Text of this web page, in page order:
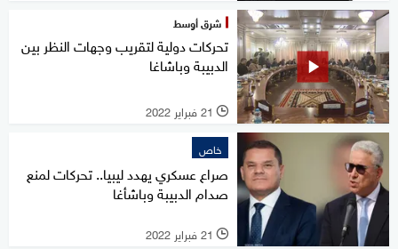
شرق أوسط
تحركات دولية لتقريب وجهات النظر بين
الدبيبة وباشاغا
l 21 فبراير 2022
خاص
صراع عسكري يهدد ليبيا.. تحركات لمنع
صدام الدبيبة وباشأغا
l 21 فبراير 2022